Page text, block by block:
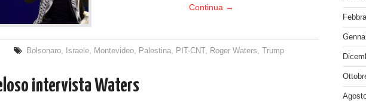
Continua →
Bolsonaro Israele Montevideo Palestina PIT-CNT, Roger Waters ,Trump
intervista Waters